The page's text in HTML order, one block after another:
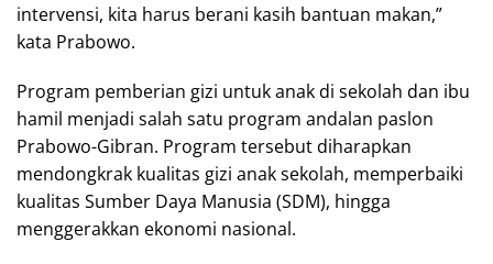
intervensi, kita harus berani kasih bantuan makan,”
kata Prabowo.
Program pemberian gizi untuk anak di sekolah dan ibu
hamil menjadi salah satu program andalan paslon
Prabowo-Gibran. Program tersebut diharapkan
mendongkrak kualitas gizi anak sekolah, memperbaiki
kualitas Sumber Daya Manusia (SDM), hingga
menggerakkan ekonomi nasional.